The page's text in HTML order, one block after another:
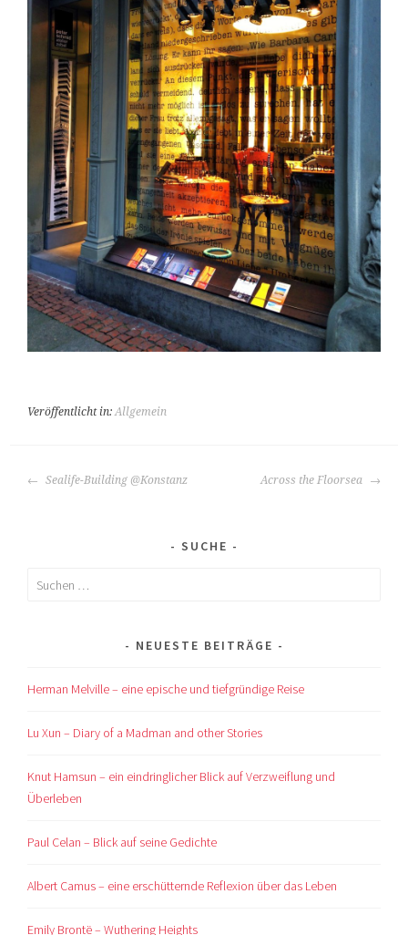
Veröffentlicht in:Allgemein
BEITRAGS-
Sealife-Building @Konstanz Across the Floorsea
SUCHE
Suchen
NEUESTE BEITRÄGE
Herman Melville – eine epische und tiefgründige Reise
Lu Xun – Diary of a Madman and other Stories
Knut Hamsun – ein eindringlicher Blick auf Verzweiflung und
Überleben
Paul Celan – Blick auf seine Gedichte
Albert Camus – eine erschütternde Reflexion über das Leben
Emily Brontë – Wuthering Heights